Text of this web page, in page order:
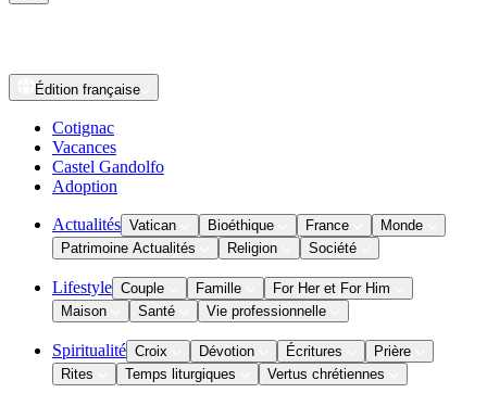
Édition française
Cotignac
Vacances
Castel Gandolfo
Adoption
Actualités Vatican Bioéthique France
Monde
Patrimoine Actualités
Religion Société
Lifestyle Couple Famille
For Her et For Him
Maison
Santé Vie professionnelle
Spiritualité Croix Dévotion Écritures
Prière
Rites
Temps liturgiques Vertus chrétiennes